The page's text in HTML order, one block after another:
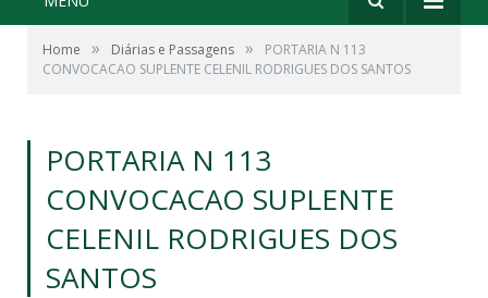
Home » Diárias e Passagens »
PORTARIA N 113
CONVOCACAO SUPLENTE CELENIL RODRIGUES DOS SANTOS
PORTARIA N 113
CONVOCACAO SUPLENTE
CELENIL RODRIGUES DOS
SANTOS